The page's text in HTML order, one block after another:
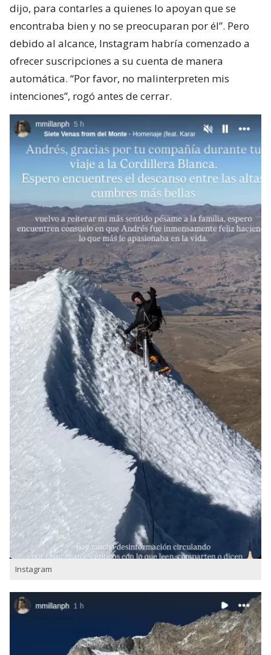
dijo, para contarles a quienes lo apoyan que se
encontraba bien y no se preocuparan por él”. Pero
debido al alcance, Instagram habría comenzado a
ofrecer suscripciones a su cuenta de manera
automática. “Por favor, no malinterpreten mis
intenciones”, rogó antes de cerrar.
Instagram